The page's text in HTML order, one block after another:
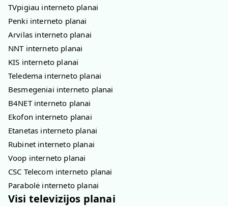
TVpigiau interneto planai
Penki interneto planai
Arvilas interneto planai
NNT interneto planai
KIS interneto planai
Teledema interneto planai
Besmegeniai interneto planai
B4NET interneto planai
Ekofon interneto planai
Etanetas interneto planai
Rubinet interneto planai
Voop interneto planai
CSC Telecom interneto planai
Parabolė interneto planai
Visi televizijos planai